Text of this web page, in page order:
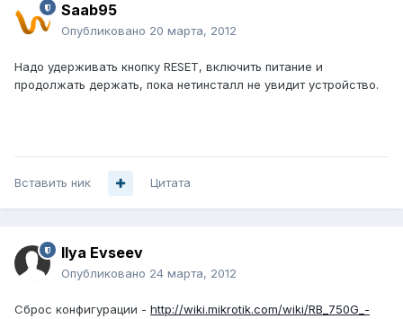
Saab95
Опубликовано 20 марта, 2012
Надо удерживать кнопку RESET, включить питание и
продолжать держать, пока нетинсталл не увидит устройство.
Вставить ник Цитата
Ilya Evseev
Опубликовано 24 марта, 2012
Сброс конфигурации - http://wiki.mikrotik.com/wiki/RB_750G_-